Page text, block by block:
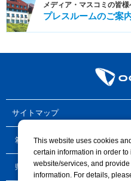
メディア・ マスコミの皆様
プレスルームのご案
サイトマップ
箱根・御殿場地区 ホテル
県央地区 ホテル
This website uses cookies
certain information in order
website/services, and
information. For details,